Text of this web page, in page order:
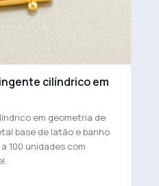
cilíndrico em
em geometria de
base de latão e banho
100 unidades com